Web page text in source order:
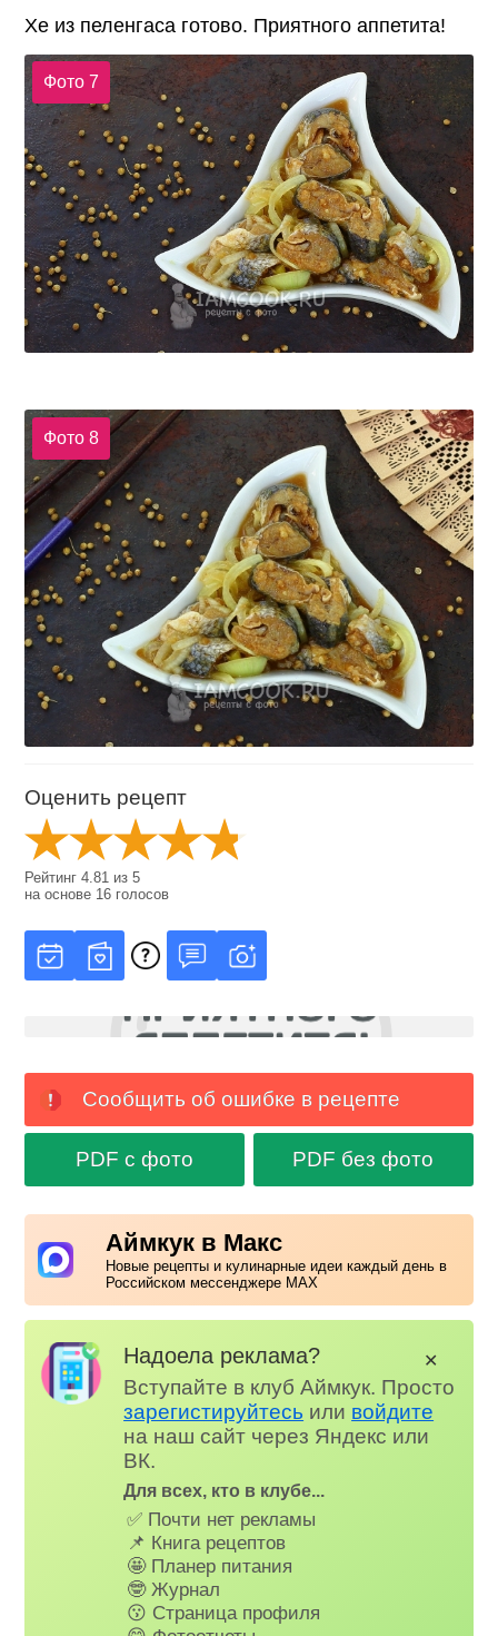
Хе из пеленгаса готово. Приятного аппетита!
Фото 7
Фото 8
Оценить рецепт
Рейтинг4.81 из5
на основе 16 голосов
Сообщить об ошибке в рецепте
PDF с фото PDF без фото
Аймкук в Макс
Новые рецепты и кулинарные идеи каждый день в
Российском мессенджере MAX
Надоела реклама?
Вступайте в клуб Аймкук. Просто
зарегистируйтесь или войдите
на наш сайт через Яндекс или
ВК.
Для всех, кто в клубе...
✅ Почти нет рекламы
📌 Книга рецептов
🤩 Планер питания
🤓 Журнал
😗 Страница профиля
✕